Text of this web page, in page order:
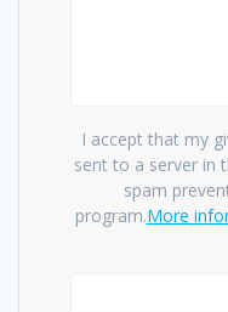
I accept that my
sent to a server in
spam
program.More